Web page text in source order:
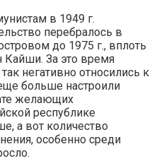
в 1949 г.
перебралось в
до 1975 г., вплоть
Кайши. За это время
негативно относились к
больше настроили
желающих
республике
а вот количество
особенно среди